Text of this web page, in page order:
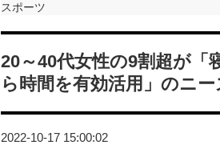
スポーツ
20～40代女性の9割超が「
ら時間を有効活用」のニー
2022-10-17 15:00:02